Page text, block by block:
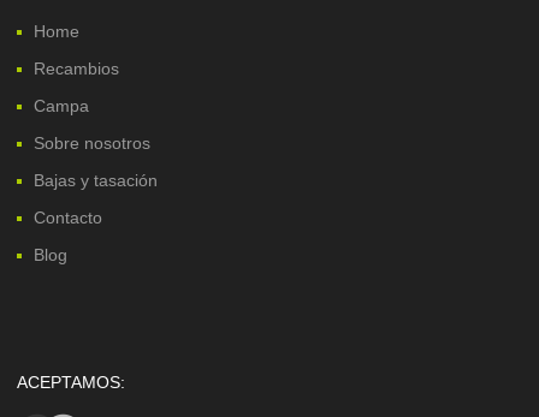
Home
Recambios
Campa
Sobre nosotros
Bajas y tasación
Contacto
Blog
ACEPTAMOS: